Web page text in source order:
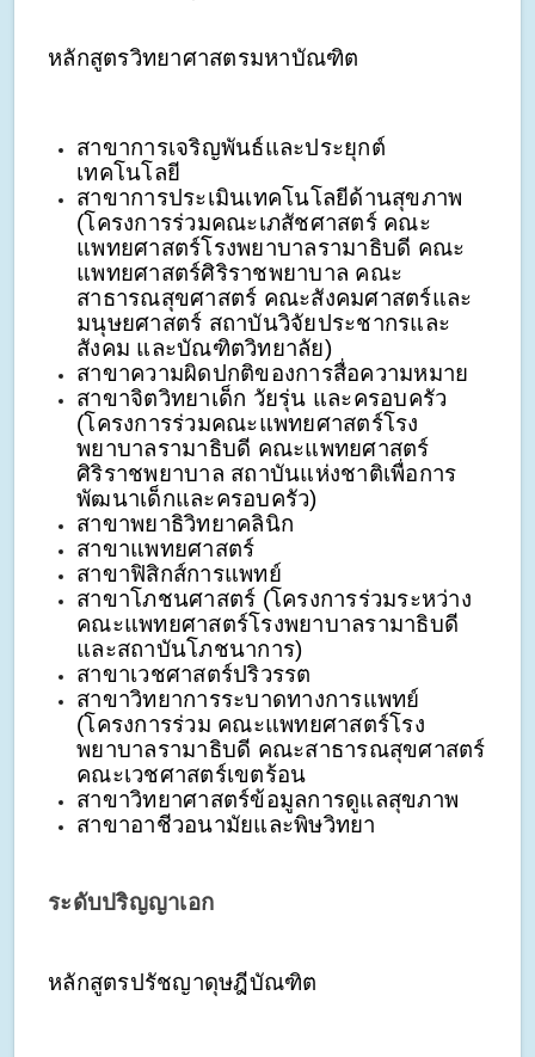
หลักสูตรวิทยาศาสตรมหาบัณฑิต
สาขาการเจริญพันธ์และประยุกต์
เทคโนโลยี
สาขาการประเมินเทคโนโลยีด้านสุขภาพ
(โครงการร่วมคณะเภสัชศาสตร์ คณะ
แพทยศาสตร์โรงพยาบาลรามาธิบดี คณะ
แพทยศาสตร์ศิริราชพยาบาล คณะ
สาธารณสุขศาสตร์ คณะสังคมศาสตร์และ
มนุษยศาสตร์ สถาบันวิจัยประชากรและ
สังคม และบัณฑิตวิทยาลัย)
สาขาความผิดปกติของการสื่อความหมาย
สาขาจิตวิทยาเด็ก วัยรุ่น และครอบครัว
(โครงการร่วมคณะแพทยศาสตร์โรง
พยาบาลรามาธิบดี คณะแพทยศาสตร์
ศิริราชพยาบาล สถาบันแห่งชาติเพื่อการ
พัฒนาเด็กและครอบครัว)
สาขาพยาธิวิทยาคลินิก
สาขาแพทยศาสตร์
สาขาฟิสิกส์การแพทย์
สาขาโภชนศาสตร์ (โครงการร่วมระหว่าง
คณะแพทยศาสตร์โรงพยาบาลรามาธิบดี
และสถาบันโภชนาการ)
สาขาเวชศาสตร์ปริวรรต
สาขาวิทยาการระบาดทางการแพทย์
(โครงการร่วม คณะแพทยศาสตร์โรง
พยาบาลรามาธิบดี คณะสาธารณสุขศาสตร์
คณะเวชศาสตร์เขตร้อน
สาขาวิทยาศาสตร์ข้อมูลการดูแลสุขภาพ
สาขาอาชีวอนามัยและพิษวิทยา
ระดับปริญญาเอก
หลักสูตรปรัชญาดุษฎีบัณฑิต